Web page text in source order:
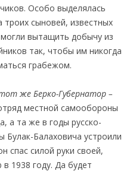
Особо выделялась
сыновей, известных
вытащить добычу из
так, чтобы им никогда
грабежом.
же Берко-Губернатор –
местной самообороны
а та же в годы русско-
Булак-Балаховича устроили
спас силой руки своей,
1938 году. Да будет